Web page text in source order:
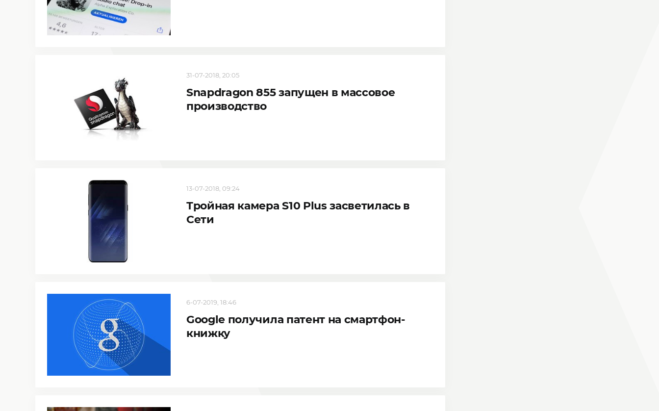
31-07-2018, 20:05
Snapdragon 855 запущен в массовое
производство
13-07-2018, 09:24
Тройная камера S10 Plus засветилась в
Сети
6-07-2019, 18:46
Google получила патент на смартфон-
книжку